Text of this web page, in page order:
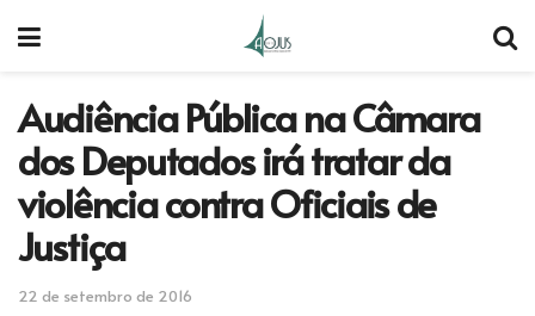
Audiência Pública na Câmara
dos Deputados irá tratar da
violência contra Oficiais de
Justiça
22 de setembro de 2016